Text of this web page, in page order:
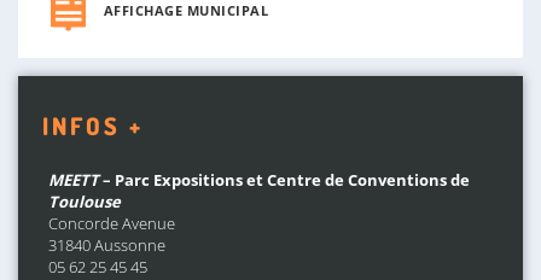
AFFICHAGE MUNICIPAL
INFOS +
MEETT– Parc Expositions et Centre de Conventions de
Toulouse
Concorde Avenue
31840 Aussonne
05 62 25 45 45